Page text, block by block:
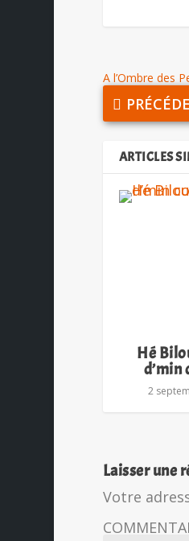
A l’Ombre des
ARTICLES
Hé
2
Laisser une
Votre